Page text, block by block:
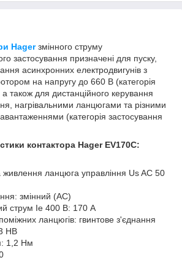
Hagerзмінного струму
застосування призначені для пуску,
асинхронних електродвигунів з
на напругу до 660 В (категорія
також для дистанційного керування
нагрівальними ланцюгами та різними
(категорія застосування
контактора Hager EV170C:
живлення ланцюга управління Us AC 50
змінний (AC)
струм Ie 400 В: 170 А
ланцюгів: гвинтове з'єднання
3 НВ
1,2 Нм